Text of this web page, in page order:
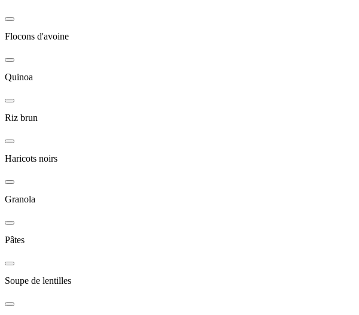
Flocons d'avoine
Quinoa
Riz brun
Haricots noirs
Granola
Pâtes
Soupe de lentilles